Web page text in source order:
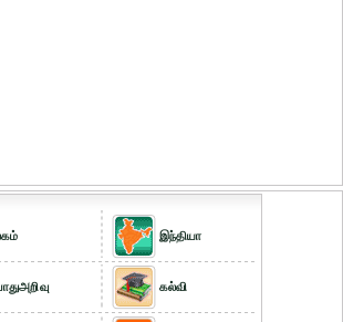
இந்தியா
கல்வி